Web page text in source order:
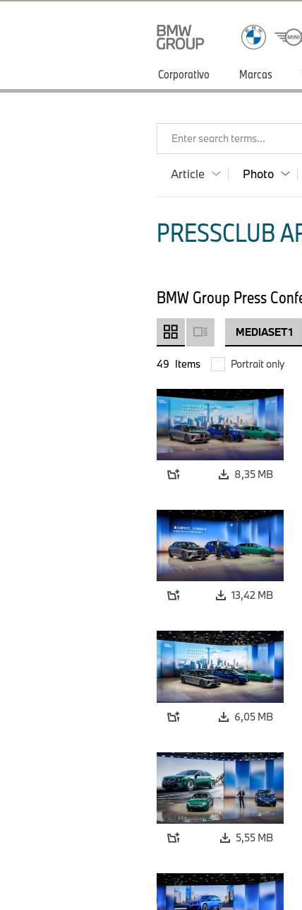
Corporativo Marcas
Enter search terms...
Article Photo
PRESSCLUB
BMW Group Press
MEDIASET 1
49 Items Portrait only
8,35 MB
13,42 MB
6,05 MB
5,55 MB